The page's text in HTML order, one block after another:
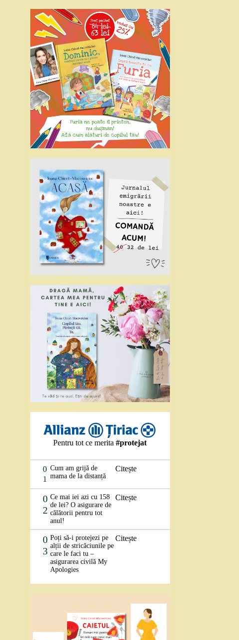
Pentru tot ce merita#protejat
0
1
Cum am grijă de
mama de la distanță
Citește
0
2
Ce mai iei azi cu 158
de lei? O asigurare de
călătorii pentru tot
anul!
Citește
0
3
Poți să-i protejezi pe
alții de stricăciunile pe
care le faci tu –
asigurarea civilă My
Apologies
Citește